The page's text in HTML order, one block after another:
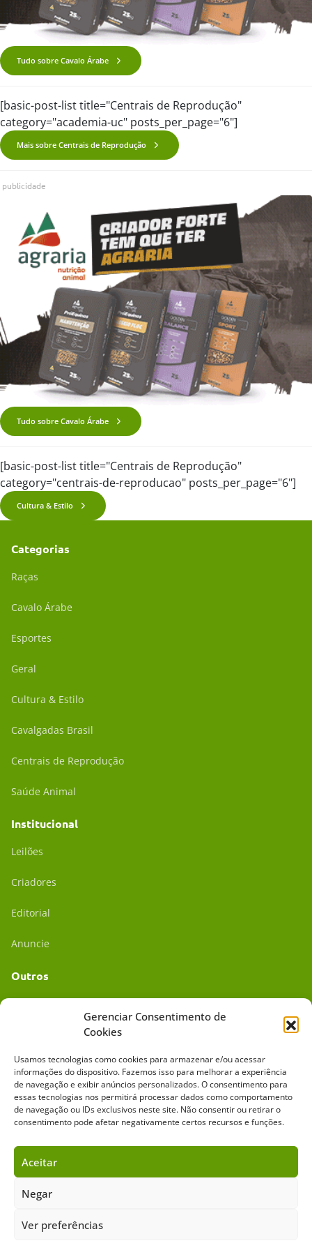
Gerenciar Consentimento de
Cookies
Usamos tecnologias como cookies para armazenar e/ou acessar
informações do dispositivo. Fazemos isso para melhorar a experiência
de navegação e exibir anúncios personalizados. O consentimento para
essas tecnologias nos permitirá processar dados como comportamento
de navegação ou IDs exclusivos neste site. Não consentir ou retirar o
consentimento pode afetar negativamente certos recursos e funções.
Aceitar
Negar
Ver preferências
Tudo sobre Cavalo Árabe
[basic-post-list title="Centrais de Reprodução"
category="academia-uc" posts_per_page="6"]
Mais sobre Centrais de Reprodução
publicidade
Tudo sobre Cavalo Árabe
[basic-post-list title="Centrais de Reprodução"
category="centrais-de-reproducao" posts_per_page="6"]
Cultura & Estilo
Categorias
Raças
Cavalo Árabe
Esportes
Geral
Cultura & Estilo
Cavalgadas Brasil
Centrais de Reprodução
Saúde Animal
Institucional
Leilões
Criadores
Editorial
Anuncie
Outros
Mídia Kit
Sobre o Cavalus Leilões Anuncie
Copyright ©️ 2026 • Grupo Cavalus de Comunicação. Todos os direitos